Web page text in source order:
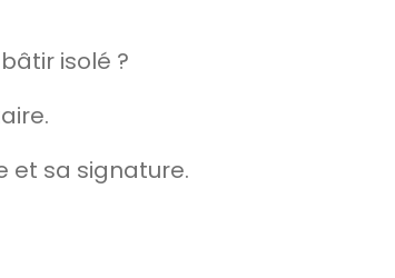
isolé ?
et sa signature.